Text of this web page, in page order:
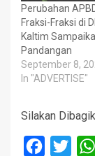
Perubahan
Fraksi-Fraksi di
Kaltim
Pandangan
September 8,
In "ADVERTISE"
Silakan
Facebook